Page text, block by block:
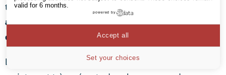
termes de prix, ces téléviseurs sont devenus
abordablesavec les années, offrant aujourd’huiun
excellent rapport qualité/prix.
D’autant plus que les téléviseurs65 pouces
valid for 6 months.
powered by
Set your choices
Accept all